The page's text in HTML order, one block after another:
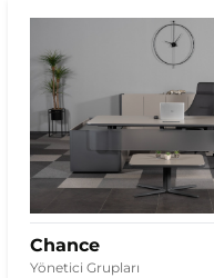
Chance
Yönetici Grupları